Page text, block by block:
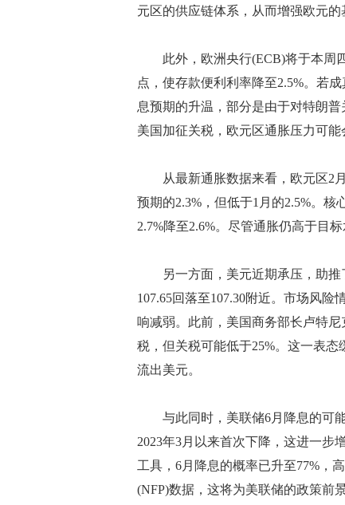
元区的供应链体系，从而增强欧元的
此外，欧洲央行(ECB)将于本周四
点，使存款便利利率降至2.5%。若
息预期的升温，部分是由于对特朗
美国加征关税，欧元区通胀压力可能
从最新通胀数据来看，欧元区2月
预期的2.3%，但低于1月的2.5%。
2.7%降至2.6%。尽管通胀仍高于目
另一方面，美元近期承压，助推
107.65回落至107.30附近。市场风
响减弱。此前，美国商务部长卢特
税，但关税可能低于25%。这一表
流出美元。
与此同时，美联储6月降息的可能
2023年3月以来首次下降，这进一步
工具，6月降息的概率已升至77%，
(NFP)数据，这将为美联储的政策前